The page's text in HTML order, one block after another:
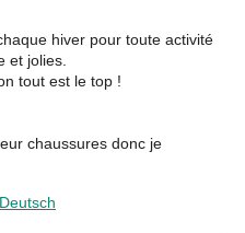
hiver pour toute activité
et jolies.
tout est le top !
chaussures donc je